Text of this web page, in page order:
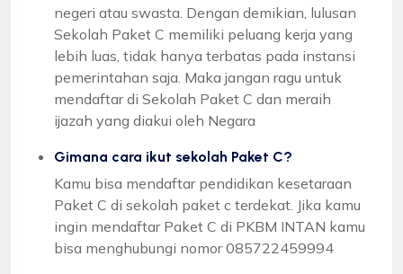
negeri atau swasta. Dengan demikian, lulusan
Sekolah Paket C memiliki peluang kerja yang
lebih luas, tidak hanya terbatas pada instansi
pemerintahan saja. Maka jangan ragu untuk
mendaftar di Sekolah Paket C dan meraih
ijazah yang diakui oleh Negara
Gimana cara ikut sekolah Paket C?
Kamu bisa mendaftar pendidikan kesetaraan
Paket C di sekolah paket c terdekat. Jika kamu
ingin mendaftar Paket C di PKBM INTAN kamu
bisa menghubungi nomor 085722459994